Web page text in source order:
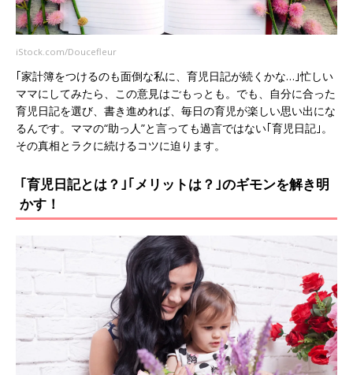
iStock.com/Doucefleur
｢家計簿をつけるのも面倒な私に、育児日記が続くかな…｣忙しい
ママにしてみたら、この意見はごもっとも。でも、自分に合った
育児日記を選び、書き進めれば、毎日の育児が楽しい思い出にな
るんです。ママの“助っ人”と言っても過言ではない｢育児日記｣。
その真相とラクに続けるコツに迫ります。
｢育児日記とは？｣｢メリットは？｣のギモンを解き明
かす！